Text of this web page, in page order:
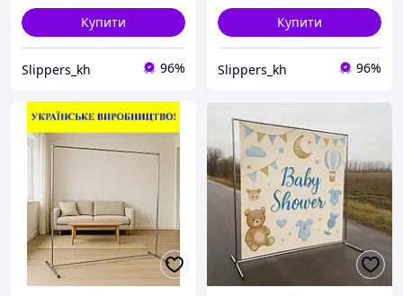
Купити
Slippers_kh 96%
Купити
Slippers_kh 96%